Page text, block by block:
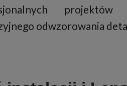
projektów
odwzorowania